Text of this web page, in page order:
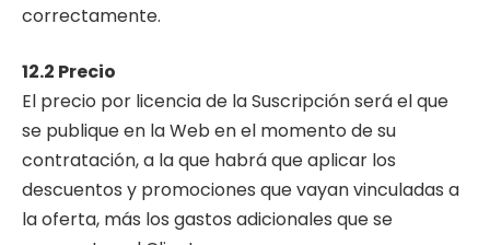
correctamente.
12.2 Precio
El precio por licencia de la Suscripción será el que
se publique en la Web en el momento de su
contratación, a la que habrá que aplicar los
descuentos y promociones que vayan vinculadas a
la oferta, más los gastos adicionales que se